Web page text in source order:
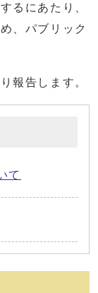
るにあたり、
、パブリック
報告します。
て